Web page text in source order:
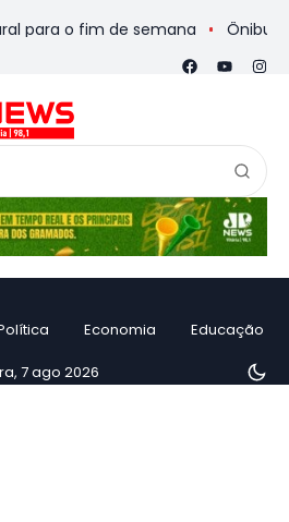
o fim de semana Ônibus de
Economia Educação
7 ago 2026